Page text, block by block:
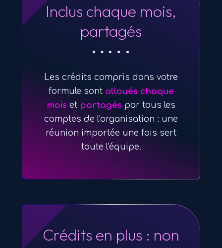
Inclus chaque mois,
partagés
Les crédits compris dans votre
formule sont alloués chaque
mois et partagés par tous les
comptes de l'organisation : une
réunion importée une fois sert
toute l'équipe.
Crédits en plus : non